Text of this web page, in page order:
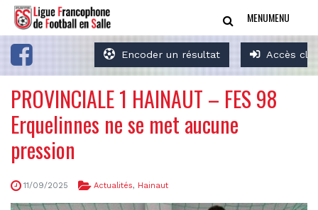
Encoder un résultat Accès
MENUMENU
PROVINCIALE 1 HAINAUT – FES 98
Erquelinnes ne se met aucune
pression
11/09/2025 Actualités, Hainaut